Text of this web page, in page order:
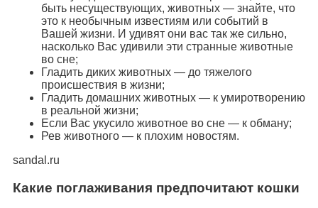
быть несуществующих, животных — знайте, что
это к необычным известиям или событий в
Вашей жизни. И удивят они вас так же сильно,
насколько Вас удивили эти странные животные
во сне;
Гладить диких животных — до тяжелого
происшествия в жизни;
Гладить домашних животных — к умиротворению
в реальной жизни;
Если Вас укусило животное во сне — к обману;
Рев животного — к плохим новостям.
sandal.ru
Какие поглаживания предпочитают кошки